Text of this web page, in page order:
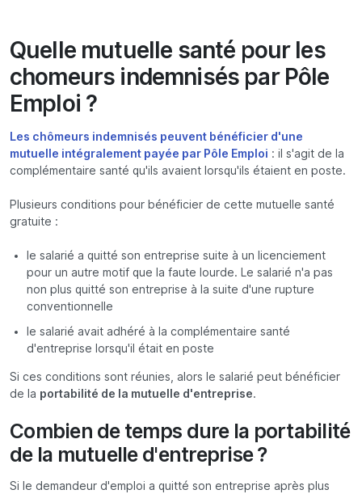
Quelle mutuelle santé pour les
chomeurs indemnisés par Pôle
Emploi ?
Les chômeurs indemnisés peuvent bénéficier d'une
mutuelle intégralement payée par Pôle Emploi : il s'agit de la
complémentaire santé qu'ils avaient lorsqu'ils étaient en poste.
Plusieurs conditions pour bénéficier de cette mutuelle santé
gratuite :
le salarié a quitté son entreprise suite à un licenciement
pour un autre motif que la faute lourde. Le salarié n'a pas
non plus quitté son entreprise à la suite d'une rupture
conventionnelle
le salarié avait adhéré à la complémentaire santé
d'entreprise lorsqu'il était en poste
Si ces conditions sont réunies, alors le salarié peut bénéficier
de la portabilité de la mutuelle d'entreprise.
Combien de temps dure la portabilité
de la mutuelle d'entreprise ?
Si le demandeur d'emploi a quitté son entreprise après plus